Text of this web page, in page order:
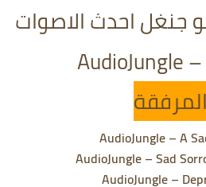
جنغل احدث الاصوات
AudioJungle
AudioJungle – A
AudioJungle – Sad
AudioJungle –